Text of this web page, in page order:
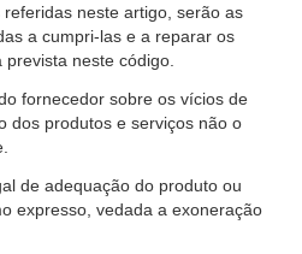
neste artigo, serão as
a cumpri-las e a reparar os
neste código.
fornecedor sobre os vícios de
dos produtos e serviços não o
de adequação do produto ou
expresso, vedada a exoneração